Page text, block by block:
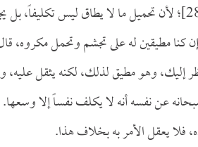
[البقرة:286]؛ لأن تحميل ما لا يطاق ليس تكليفاً،
كنا مطيقين له على تجشم وتحمل مكروه،
وهو مطيق لذلك، لكنه يثقل عليه،
عن نفسه أنه لا يكلف نفساً إلا وسعها.
فلا يعقل الأمر به بخلاف هذا.